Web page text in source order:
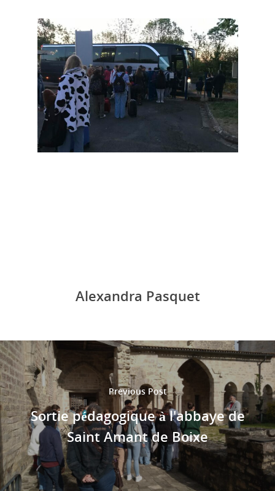
Alexandra Pasquet
Previous Post
Sortie pédagogique à l'abbaye de
Saint Amant de Boixe